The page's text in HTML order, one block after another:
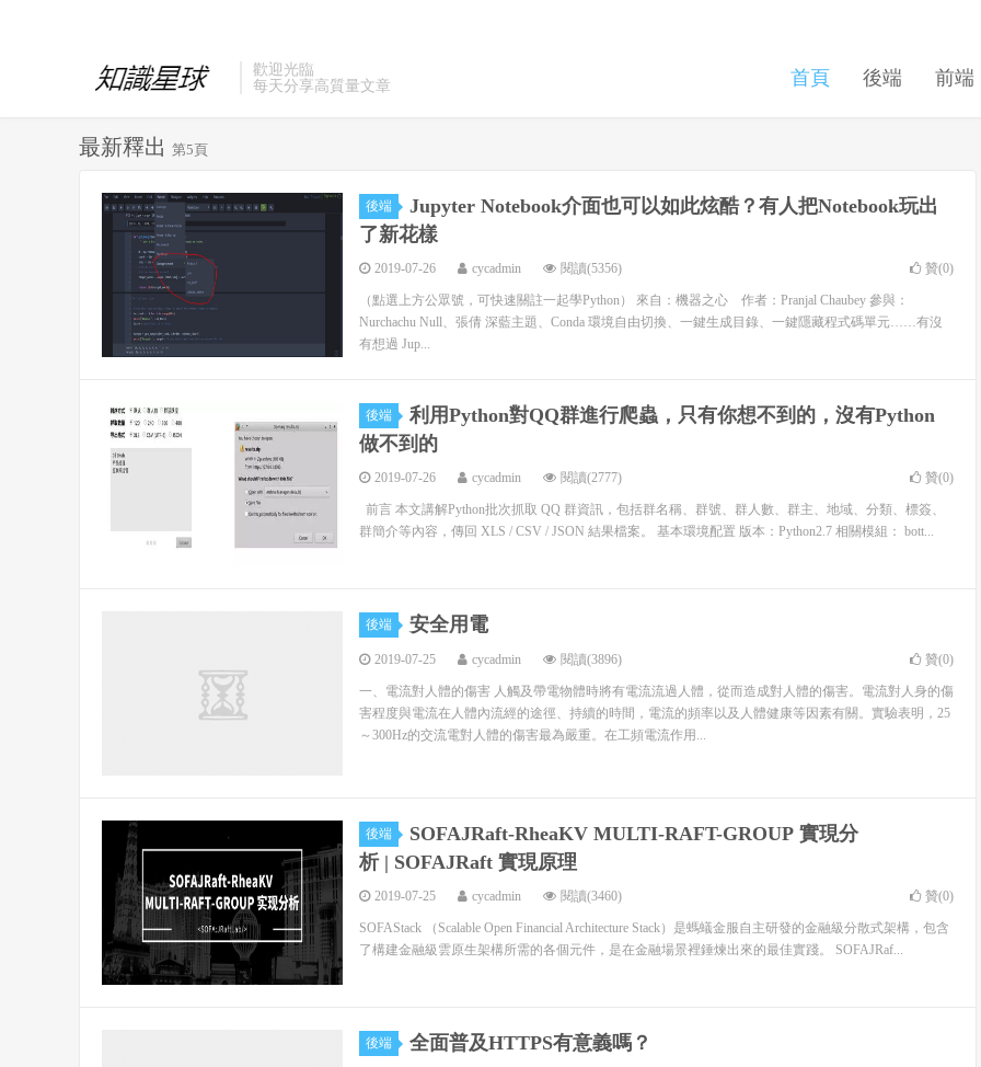
歡迎光臨
每天分享高質量文章
首頁 後端 前端
最新釋出 第5頁
後端
Jupyter Notebook介面也可以如此炫酷？有人把Notebook玩出
了新花樣
2019-07-26 cycadmin 閱讀(5356) 贊(0)
（點選上方公眾號，可快速關註一起學Python） 來自：機器之心 作者：Pranjal Chaubey 參與：
Nurchachu Null、張倩 深藍主題、Conda 環境自由切換、一鍵生成目錄、一鍵隱藏程式碼單元……有沒
有想過 Jup...
後端
利用Python對QQ群進行爬蟲，只有你想不到的，沒有Python
做不到的
2019-07-26 cycadmin 閱讀(2777) 贊(0)
前言 本文講解Python批次抓取 QQ 群資訊，包括群名稱、群號、群人數、群主、地域、分類、標簽、
群簡介等內容，傳回 XLS / CSV / JSON 結果檔案。 基本環境配置 版本：Python2.7 相關模組： bott...
後端 安全用電
2019-07-25 cycadmin 閱讀(3896) 贊(0)
一、電流對人體的傷害 人觸及帶電物體時將有電流流過人體，從而造成對人體的傷害。電流對人身的傷
害程度與電流在人體內流經的途徑、持續的時間，電流的頻率以及人體健康等因素有關。實驗表明，25
～300Hz的交流電對人體的傷害最為嚴重。在工頻電流作用...
後端
SOFAJRaft-RheaKV MULTI-RAFT-GROUP 實現分
析 | SOFAJRaft 實現原理
2019-07-25 cycadmin 閱讀(3460) 贊(0)
SOFAStack （Scalable Open Financial Architecture Stack）是螞蟻金服自主研發的金融級分散式架構，包含
了構建金融級雲原生架構所需的各個元件，是在金融場景裡錘煉出來的最佳實踐。 SOFAJRaf...
後端 全面普及HTTPS有意義嗎？